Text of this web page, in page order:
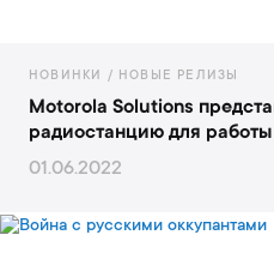
НОВИНКИ / НОВЫЕ РЕЛИЗЫ
Motorola Solutions
радиостанцию для
01.06.2022